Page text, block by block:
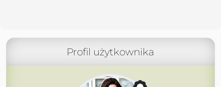
Profil użytkownika